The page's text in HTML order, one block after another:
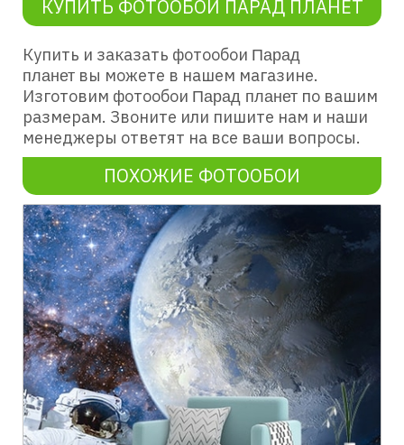
КУПИТЬ ФОТООБОИ ПАРАД ПЛАНЕТ
Купить и заказать фотообои Парад
планет вы можете в нашем магазине.
Изготовим фотообои Парад планет по вашим
размерам. Звоните или пишите нам и наши
менеджеры ответят на все ваши вопросы.
ПОХОЖИЕ ФОТООБОИ